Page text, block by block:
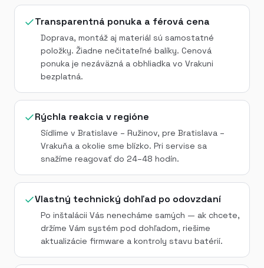
Transparentná ponuka a férová cena
Doprava, montáž aj materiál sú samostatné
položky. Žiadne nečitateľné balíky. Cenová
ponuka je nezáväzná a obhliadka vo Vrakuni
bezplatná.
Rýchla reakcia v regióne
Sídlime v Bratislave – Ružinov, pre Bratislava –
Vrakuňa a okolie sme blízko. Pri servise sa
snažíme reagovať do 24–48 hodín.
Vlastný technický dohľad po odovzdaní
Po inštalácii Vás nenecháme samých — ak chcete,
držíme Vám systém pod dohľadom, riešime
aktualizácie firmware a kontroly stavu batérií.